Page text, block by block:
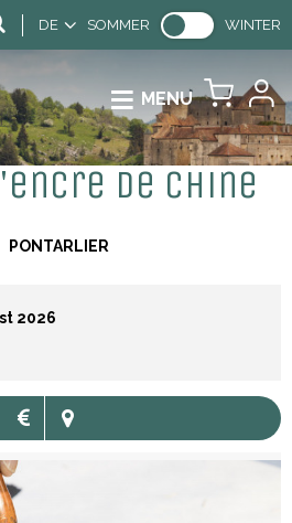
DE SOMMER WINTER
MENU
de Chine
PONTARLIER
2026